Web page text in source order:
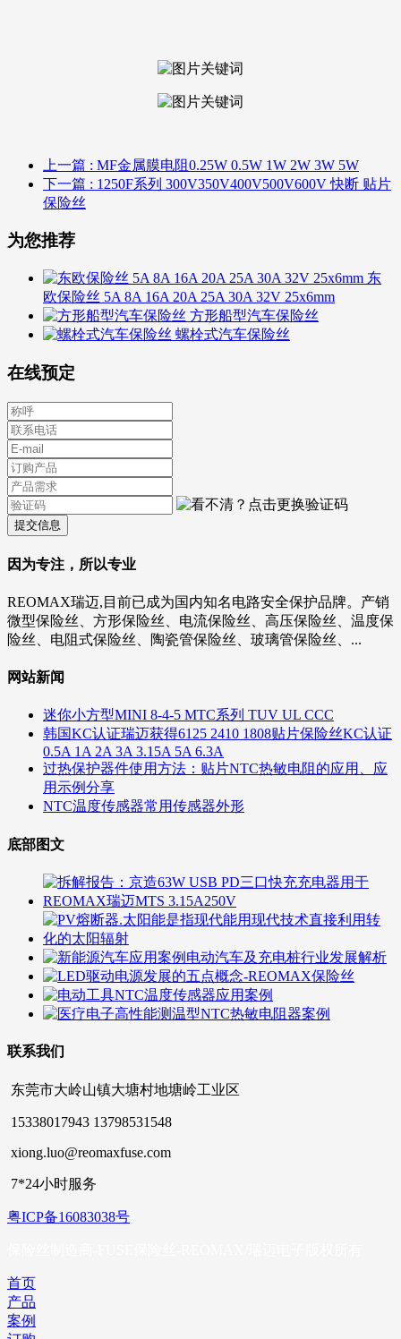
上一篇 : MF金属膜电阻0.25W 0.5W 1W 2W 3W 5W
下一篇 : 1250F系列 300V350V400V500V600V 快断 贴片
保险丝
为您推荐
东
欧保险丝 5A 8A 16A 20A 25A 30A 32V 25x6mm
方形船型汽车保险丝
螺栓式汽车保险丝
在线预定
提交信息
因为专注，所以专业
REOMAX瑞迈,目前已成为国内知名电路安全保护品牌。产销
微型保险丝、方形保险丝、电流保险丝、高压保险丝、温度保
险丝、电阻式保险丝、陶瓷管保险丝、玻璃管保险丝、...
网站新闻
迷你小方型MINI 8-4-5 MTC系列 TUV UL CCC
韩国KC认证瑞迈获得6125 2410 1808贴片保险丝KC认证
0.5A 1A 2A 3A 3.15A 5A 6.3A
过热保护器件使用方法：贴片NTC热敏电阻的应用、应
用示例分享
NTC温度传感器常用传感器外形
底部图文
联系我们
东莞市大岭山镇大塘村地塘岭工业区
15338017943 13798531548
xiong.luo@reomaxfuse.com
7*24小时服务
粤ICP备16083038号
首页
产品
案例